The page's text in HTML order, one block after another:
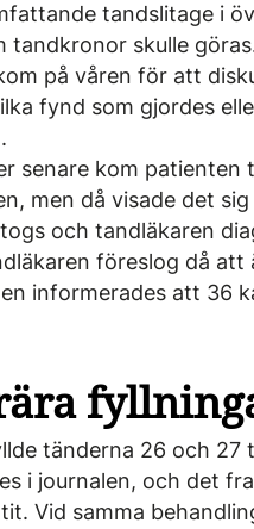
tandslitage i
tandkronor skulle
på våren för att
fynd som gjordes
senare kom
men då visade det
och tandläkaren
föreslog då
informerades att 36
tänderna 26 och
i journalen, och det
Vid samma